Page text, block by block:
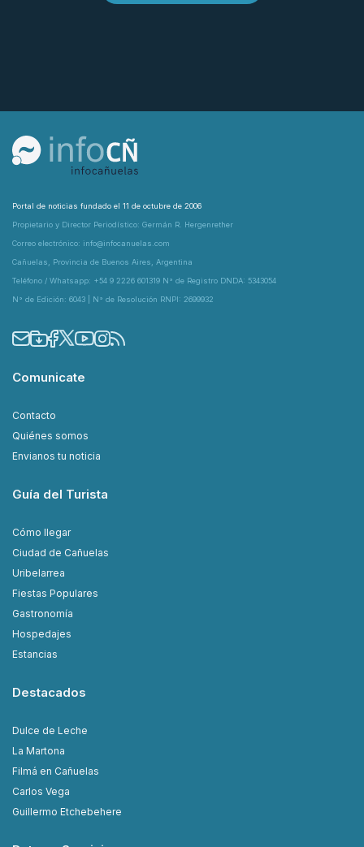
Portal de noticias fundado el 11 de octubre de 2006
Propietario y Director Periodístico: Germán R. Hergenrether
Correo electrónico: info@infocanuelas.com
Cañuelas, Provincia de Buenos Aires, Argentina
Teléfono / Whatsapp: +54 9 2226 601319 N° de Registro DNDA: 5343054
N° de Edición: 6043 | N° de Resolución RNPI: 2699932
Comunicate
Contacto
Quiénes somos
Envianos tu noticia
Guía del Turista
Cómo llegar
Ciudad de Cañuelas
Uribelarrea
Fiestas Populares
Gastronomía
Hospedajes
Estancias
Destacados
Dulce de Leche
La Martona
Filmá en Cañuelas
Carlos Vega
Guillermo Etchebehere